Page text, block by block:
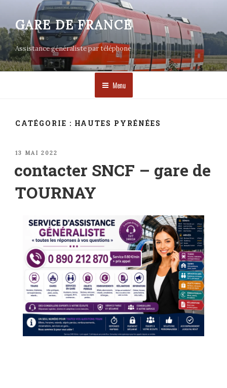
contenu
principal
GARE DE FRANCE
Assistance généraliste par téléphone
Menu
CATÉGORIE : HAUTES PYRÉNÉES
PUBLIÉ
13 MAI 2022
contacter SNCF – gare de
TOURNAY